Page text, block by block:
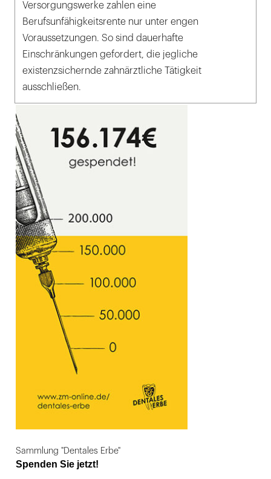
Versorgungswerke zahlen eine
Berufsunfähigkeitsrente nur unter engen
Voraussetzungen. So sind dauerhafte
Einschränkungen gefordert, die jegliche
existenzsichernde zahnärztliche Tätigkeit
ausschließen.
Sammlung "Dentales Erbe"
Spenden Sie jetzt!